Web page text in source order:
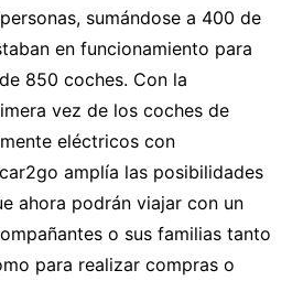
sumándose a 400 de
en funcionamiento para
850 coches. Con la
vez de los coches de
eléctricos con
amplía las posibilidades
ahora podrán viajar con un
o sus familias tanto
para realizar compras o